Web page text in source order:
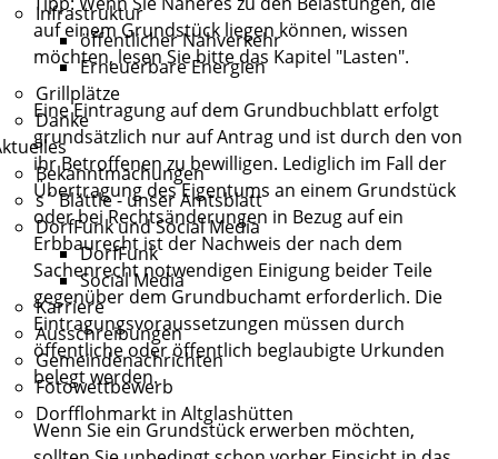
Infrastruktur
öffentlicher Nahverkehr
Erneuerbare Energien
Grillplätze
Danke
Bekanntmachungen
s´ Blättle - unser Amtsblatt
DorfFunk und Social Media
DorfFunk
Social Media
Karriere
Ausschreibungen
Gemeindenachrichten
Fotowettbewerb
Dorfflohmarkt in Altglashütten
auf einem Grundstück liegen können, wissen
möchten, lesen Sie bitte das Kapitel "Lasten".
Eine Eintragung auf dem Grundbuchblatt erfolgt
grundsätzlich nur auf Antrag und ist durch den von
ihr Betroffenen zu bewilligen. Lediglich im Fall der
Übertragung des Eigentums an einem Grundstück
oder bei Rechtsänderungen in Bezug auf ein
Erbbaurecht ist der Nachweis der nach dem
Sachenrecht notwendigen Einigung beider Teile
gegenüber dem Grundbuchamt erforderlich. Die
Eintragungsvoraussetzungen müssen durch
öffentliche oder öffentlich beglaubigte Urkunden
belegt werden.
Wenn Sie ein Grundstück erwerben möchten,